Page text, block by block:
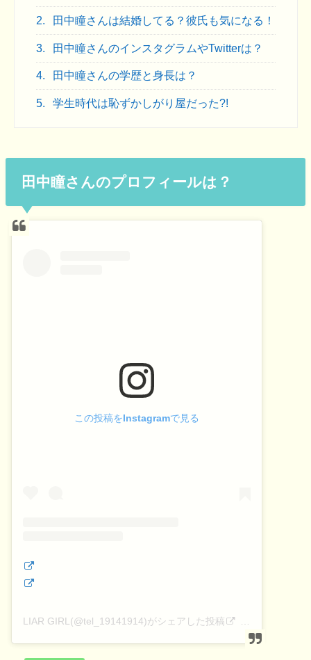
2. 田中瞳さんは結婚してる？彼氏も気になる！
3. 田中瞳さんのインスタグラムやTwitterは？
4. 田中瞳さんの学歴と身長は？
5. 学生時代は恥ずかしがり屋だった?!
田中瞳さんのプロフィールは？
この投稿をInstagramで見る
LIAR GIRL(@tel_19141914)がシェアした投稿